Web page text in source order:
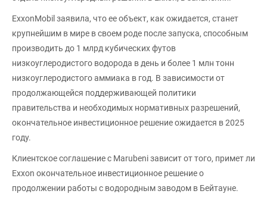
ExxonMobil заявила, что ее объект, как ожидается, станет
крупнейшим в мире в своем роде после запуска, способным
производить до 1 млрд кубических футов
низкоуглеродистого водорода в день и более 1 млн тонн
низкоуглеродистого аммиака в год. В зависимости от
продолжающейся поддерживающей политики
правительства и необходимых нормативных разрешений,
окончательное инвестиционное решение ожидается в 2025
году.
Клиентское соглашение с Marubeni зависит от того, примет ли
Exxon окончательное инвестиционное решение о
продолжении работы с водородным заводом в Бейтауне.